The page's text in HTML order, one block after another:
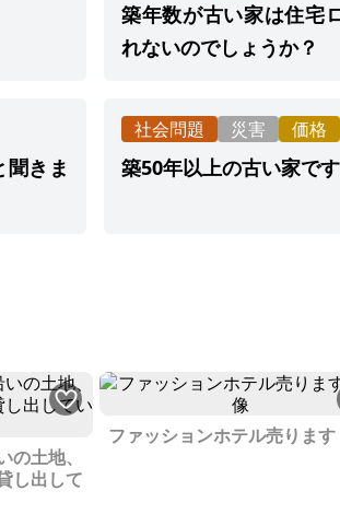
築年数が古い家は住宅
れないのでしょうか？
きま
社会問題 災害 価格
築50年以上の古い家で
土地、
し出して
ファッションホテル売ります